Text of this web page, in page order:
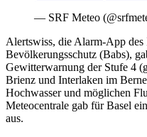
— SRF Meteo
Alertswiss, die Alarm-App des
Bevölkerungsschutz (Babs),
Gewitterwarnung der Stufe 4
Brienz und Interlaken im
Hochwasser und möglichen
Meteocentrale gab für Basel
aus.